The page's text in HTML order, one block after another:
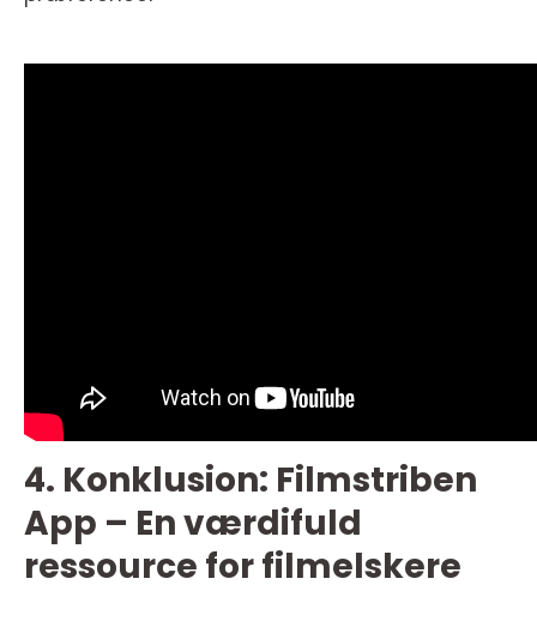
4. Konklusion: Filmstriben
App – En værdifuld
ressource for filmelskere